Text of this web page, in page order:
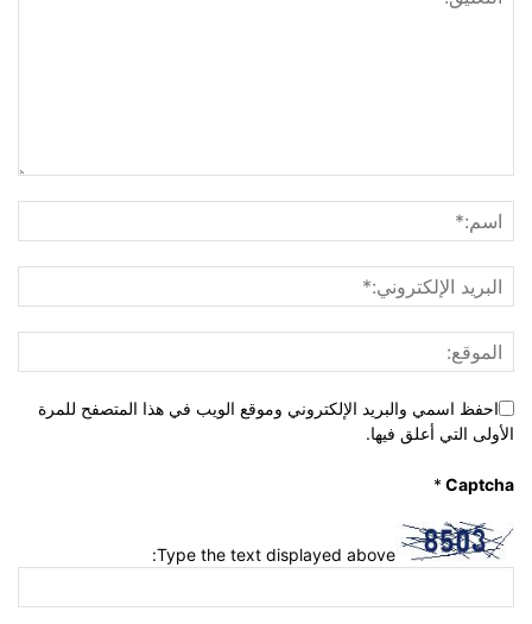
احفظ اسمي والبريد الإلكتروني وموقع الويب في هذا المتصفح للمرة
الأولى التي أعلق فيها.
Captcha
*
Type the text displayed above: